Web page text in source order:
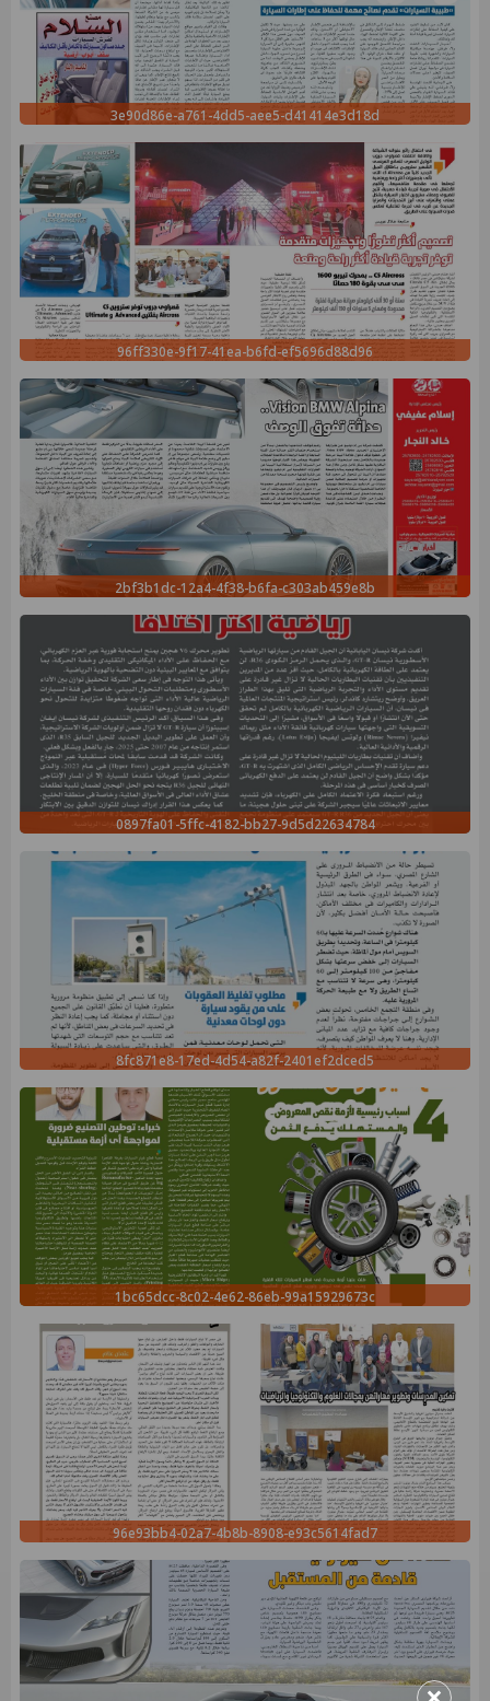
3e90d86e-a761-4dd5-aee5-d41414e3d18d
96ff330e-9f17-41ea-b6fd-ef5696d88d96
2bf3b1dc-12a4-4f38-b6fa-c303ab459e8b
0897fa01-5ffc-4182-bb27-9d5d22634784
8fc871e8-17ed-4d54-a82f-2401ef2dced5
1bc65dcc-8c02-4e62-86eb-99a15929673c
96e93bb4-02a7-4b8b-8908-e93c5614fad7